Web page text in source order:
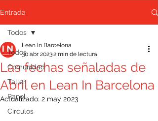
Entrada
Todos
Comunidad
Taller
Panel
Circulos
Todos
Las fechas señaladas de
Abril en Lean In Barcelona
Lean In Barcelona
30 abr 20232 min de lectura
Actualizado: 2 may 2023